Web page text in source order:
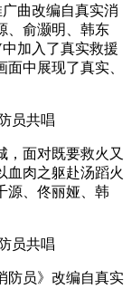
曲改编自真实消
、俞灏明、韩东
加入了真实救援
中展现了真实、
，面对既要救火又
血肉之躯赴汤蹈火
源、佟丽娅、韩
防员》改编自真实